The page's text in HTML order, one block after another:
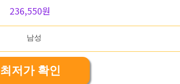
236,550원
최저가 확인